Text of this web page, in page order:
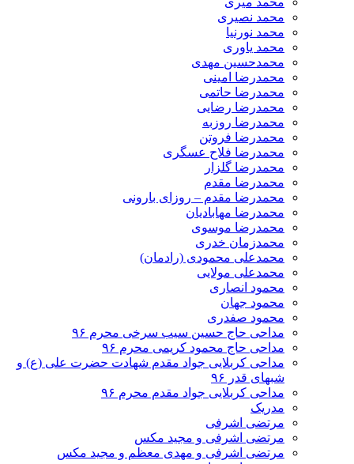
محمد نصیری
محمد نورنیا
محمد یاوری
محمدحسین مهدی
محمدرضا امینی
محمدرضا حاتمی
محمدرضا رضایی
محمدرضا روزبه
محمدرضا فروتن
محمدرضا فلاح عسگری
محمدرضا گلزار
محمدرضا مقدم
محمدرضا مقدم – روزای بارونی
محمدرضا مهابادیان
محمدرضا موسوی
محمدزمان خدری
محمدعلی محمودی (رادمان)
محمدعلی مولایی
محمود انصاری
محمود جهان
محمود صفدری
مداحی حاج حسین سیب سرخی محرم ۹۶
مداحی حاج محمود کریمی محرم ۹۶
مداحی کربلایی جواد مقدم شهادت حضرت علی (ع) و
شبهای قدر ۹۶
مداحی کربلایی جواد مقدم محرم ۹۶
مدریک
مرتضی اشرفی
مرتضی اشرفی و مجید مکس
مرتضی اشرفی و مهدی معظم و مجید مکس